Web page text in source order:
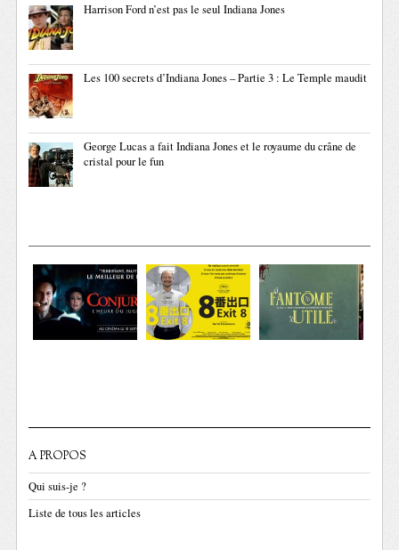
Harrison Ford n’est pas le seul Indiana Jones
Les 100 secrets d’Indiana Jones – Partie 3 : Le Temple maudit
George Lucas a fait Indiana Jones et le royaume du crâne de
cristal pour le fun
A PROPOS
Qui suis-je ?
Liste de tous les articles